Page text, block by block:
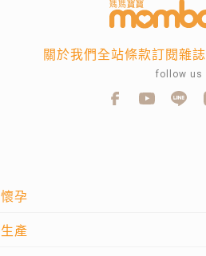
懷孕
生產
關於我們全站條款訂閱雜誌
follow us